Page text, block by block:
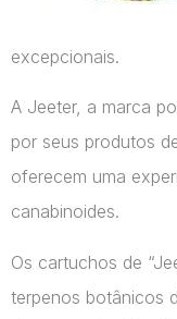
excepcionais.
A Jeeter, a marca
por seus produtos
oferecem uma
canabinoides.
Os cartuchos de
terpenos botânicos